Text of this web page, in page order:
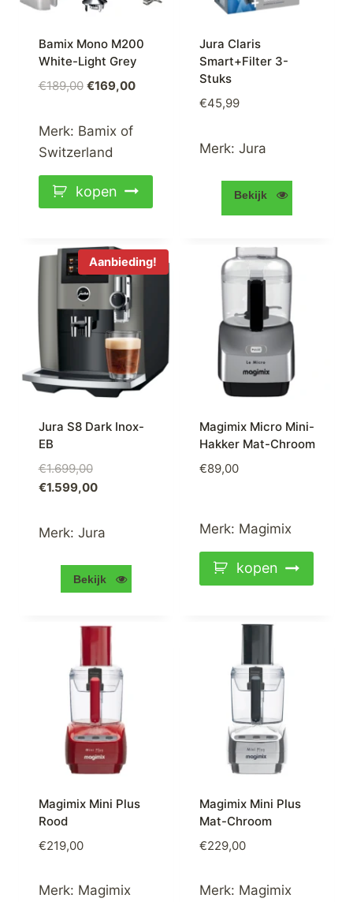
Bamix Mono M200
White-Light Grey
€189,00 Oorspronkelijke
was:
€169,00Huidige
Merk: Bamix of
Switzerland
kopen
Jura Claris
Smart+Filter 3-
Stuks
€45,99
Merk: Jura
Bekijk
Aanbieding!
Jura S8 Dark Inox-
EB
€1.699,00Oorspronkelijke
prijs
€1.599,00Huidige
Merk: Jura
Bekijk
Magimix Micro Mini-
Hakker Mat-Chroom
€89,00
Merk: Magimix
kopen
Magimix Mini Plus
Rood
€219,00
Merk: Magimix
Magimix Mini Plus
Mat-Chroom
€229,00
Merk: Magimix